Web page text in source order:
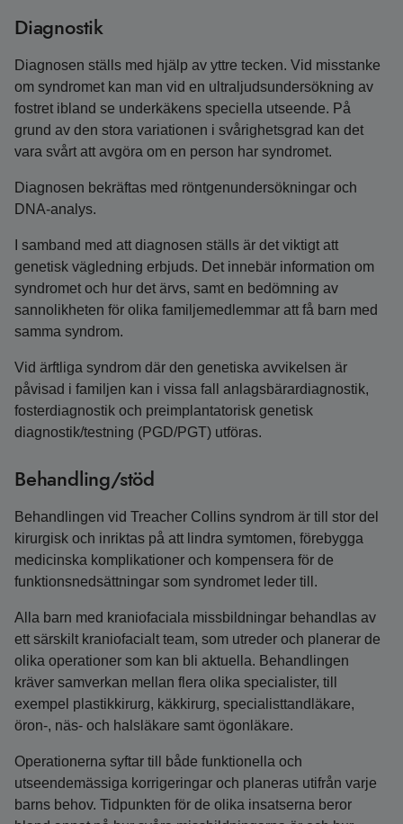
Diagnostik
Diagnosen ställs med hjälp av yttre tecken. Vid misstanke
om syndromet kan man vid en ultraljudsundersökning av
fostret ibland se underkäkens speciella utseende. På
grund av den stora variationen i svårighetsgrad kan det
vara svårt att avgöra om en person har syndromet.
Diagnosen bekräftas med röntgenundersökningar och
DNA-analys.
I samband med att diagnosen ställs är det viktigt att
genetisk vägledning erbjuds. Det innebär information om
syndromet och hur det ärvs, samt en bedömning av
sannolikheten för olika familjemedlemmar att få barn med
samma syndrom.
Vid ärftliga syndrom där den genetiska avvikelsen är
påvisad i familjen kan i vissa fall anlagsbärardiagnostik,
fosterdiagnostik och preimplantatorisk genetisk
diagnostik/testning (PGD/PGT) utföras.
Behandling/stöd
Behandlingen vid Treacher Collins syndrom är till stor del
kirurgisk och inriktas på att lindra symtomen, förebygga
medicinska komplikationer och kompensera för de
funktionsnedsättningar som syndromet leder till.
Alla barn med kraniofaciala missbildningar behandlas av
ett särskilt kraniofacialt team, som utreder och planerar de
olika operationer som kan bli aktuella. Behandlingen
kräver samverkan mellan flera olika specialister, till
exempel plastikkirurg, käkkirurg, specialisttandläkare,
öron-, näs- och halsläkare samt ögonläkare.
Operationerna syftar till både funktionella och
utseendemässiga korrigeringar och planeras utifrån varje
barns behov. Tidpunkten för de olika insatserna beror